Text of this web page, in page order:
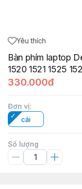
Yêu thích
Bàn phím laptop
1520 1521 1525
330.000đ
Đơn vị:
cái
Số lượng